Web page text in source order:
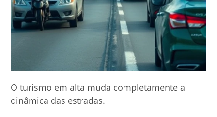
O turismo em alta muda completamente a
dinâmica das estradas.